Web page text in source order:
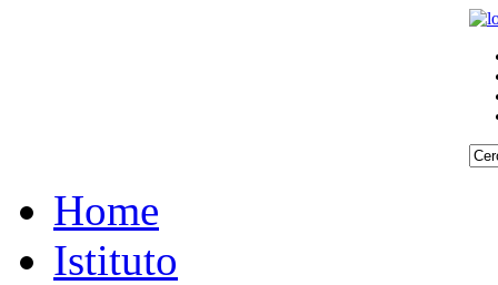
Home
Istituto